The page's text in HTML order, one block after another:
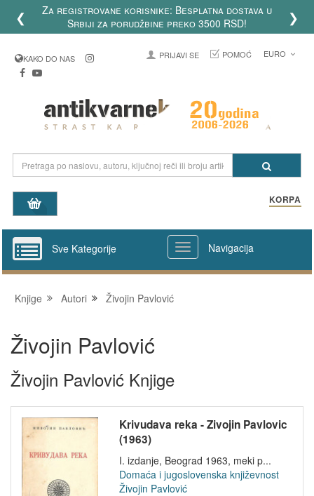
❮
Za registrovane korisnike: Besplatna dostava u
Srbiji za porudžbine preko 3500 RSD!
❯
KAKO DO NAS PRIJAVI SE POMOĆ EURO
KORPA
Sve Kategorije Navigacija
Knjige Autori Živojin Pavlović
Živojin Pavlović
Živojin Pavlović Knjige
Krivudava reka - Zivojin Pavlovic
(1963)
I. izdanje, Beograd 1963, meki p...
Domaća i jugoslovenska književnost
Živojin Pavlović